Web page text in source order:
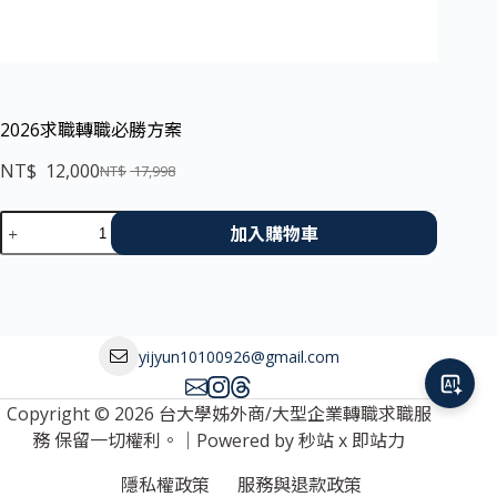
2026求職轉職必勝方案
NT$17,998
NT$ 12,000
加入購物車
yijyun10100926@gmail.com
Copyright © 2026 台大學姊外商/大型企業轉職求職服
務 保留一切權利。｜Powered by秒站x 即站力
隱私權政策
服務與退款政策